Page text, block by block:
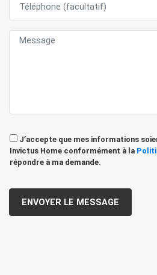
J’accepte que mes informations
Invictus Home conformément à la
répondre à ma demande.